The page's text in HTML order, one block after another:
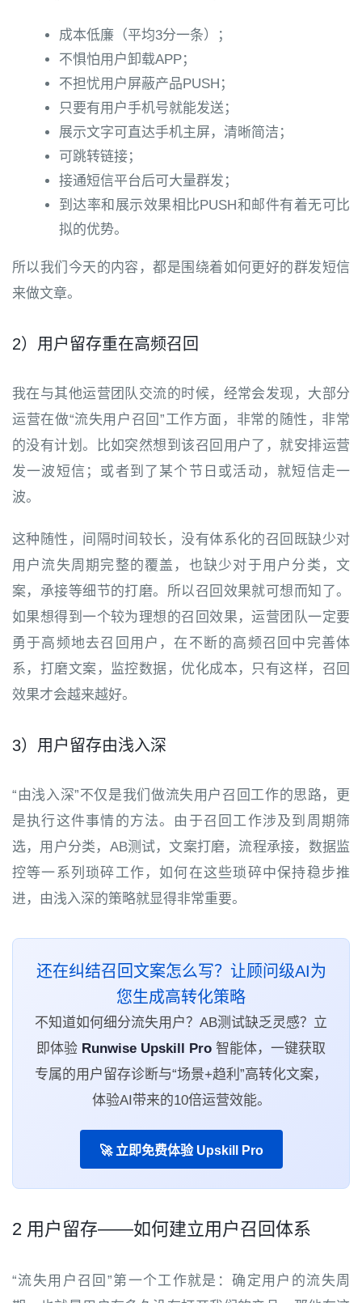
成本低廉（平均3分一条）；
不惧怕用户卸载APP；
不担忧用户屏蔽产品PUSH；
只要有用户手机号就能发送；
展示文字可直达手机主屏，清晰简洁；
可跳转链接；
接通短信平台后可大量群发；
到达率和展示效果相比PUSH和邮件有着无可比
拟的优势。
所以我们今天的内容，都是围绕着如何更好的群发短信
来做文章。
2）用户留存重在高频召回
我在与其他运营团队交流的时候，经常会发现，大部分
运营在做“流失用户召回”工作方面，非常的随性，非常
的没有计划。比如突然想到该召回用户了，就安排运营
发一波短信；或者到了某个节日或活动，就短信走一
波。
这种随性，间隔时间较长，没有体系化的召回既缺少对
用户流失周期完整的覆盖，也缺少对于用户分类，文
案，承接等细节的打磨。所以召回效果就可想而知了。
如果想得到一个较为理想的召回效果，运营团队一定要
勇于高频地去召回用户，在不断的高频召回中完善体
系，打磨文案，监控数据，优化成本，只有这样，召回
效果才会越来越好。
3）用户留存由浅入深
“由浅入深”不仅是我们做流失用户召回工作的思路，更
是执行这件事情的方法。由于召回工作涉及到周期筛
选，用户分类，AB测试，文案打磨，流程承接，数据监
控等一系列琐碎工作，如何在这些琐碎中保持稳步推
进，由浅入深的策略就显得非常重要。
还在纠结召回文案怎么写？让顾问级AI为
您生成高转化策略
不知道如何细分流失用户？AB测试缺乏灵感？立
即体验 Runwise Upskill Pro 智能体，一键获取
专属的用户留存诊断与“场景+趋利”高转化文案，
体验AI带来的10倍运营效能。
🚀 立即免费体验 Upskill Pro
2 用户留存——如何建立用户召回体系
“流失用户召回”第一个工作就是：确定用户的流失周